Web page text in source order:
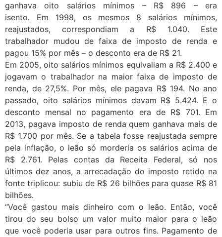
ganhava oito salários mínimos – R$ 896 – era
isento. Em 1998, os mesmos 8 salários mínimos,
reajustados, correspondiam a R$ 1.040. Este
trabalhador mudou de faixa de imposto de renda e
pagou 15% por mês – o desconto era de R$ 21.
Em 2005, oito salários mínimos equivaliam a R$ 2.400 e
jogavam o trabalhador na maior faixa de imposto de
renda, de 27,5%. Por mês, ele pagava R$ 194. No ano
passado, oito salários mínimos davam R$ 5.424. E o
desconto mensal no pagamento era de R$ 701. Em
2013, pagava imposto de renda quem ganhava mais de
R$ 1.700 por mês. Se a tabela fosse reajustada sempre
pela inflação, o leão só morderia os salários acima de
R$ 2.761. Pelas contas da Receita Federal, só nos
últimos dez anos, a arrecadação do imposto retido na
fonte triplicou: subiu de R$ 26 bilhões para quase R$ 81
bilhões.
“Você gastou mais dinheiro com o leão. Então, você
tirou do seu bolso um valor muito maior para o leão
que você poderia usar para outros fins. Pagamento de